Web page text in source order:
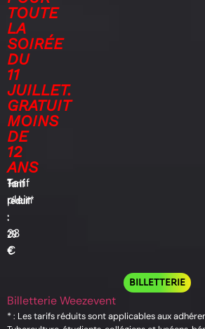
TOUTE
LA
SOIRÉE
DU
11
JUILLET.
GRATUIT
MOINS
DE
12
ANS
Tarif
plein
:
33
€
–
Tarif
réduit*
:
29
€
BILLETTERIE
Billetterie Weezevent
* : Les tarifs réduits sont applicables aux